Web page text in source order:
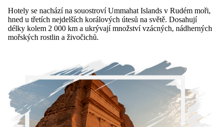
Hotely se nachází na souostroví Ummahat Islands v Rudém moři,
hned u třetích nejdelších korálových útesů na světě. Dosahují
délky kolem 2 000 km a ukrývají množství vzácných, nádherných
mořských rostlin a živočichů.